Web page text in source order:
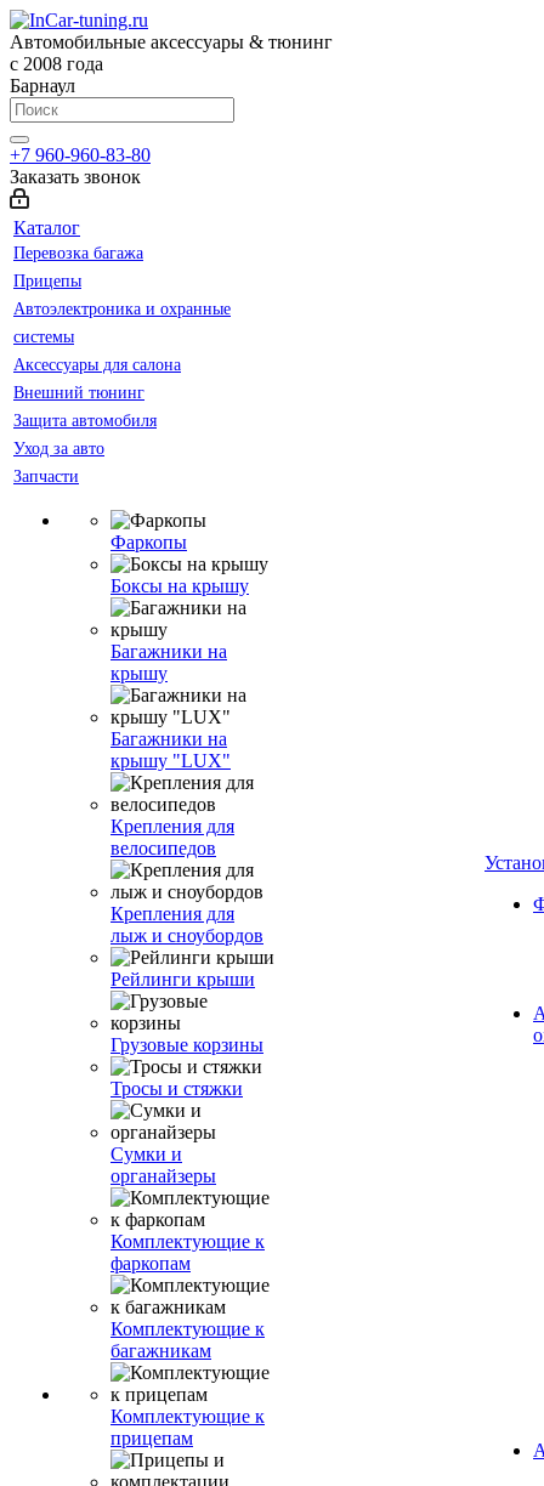
Автомобильные аксессуары & тюнинг
с 2008 года
Барнаул
+7 960-960-83-80
Заказать звонок
Каталог
Перевозка багажа
Прицепы
Автоэлектроника и охранные
системы
Аксессуары для салона
Внешний тюнинг
Защита автомобиля
Уход за авто
Запчасти
Фаркопы
Боксы на крышу
Багажники на
крышу
Багажники на
крышу "LUX"
Крепления для
велосипедов
Крепления для
лыж и сноубордов
Рейлинги крыши
Грузовые корзины
Тросы и стяжки
Сумки и
органайзеры
Комплектующие к
фаркопам
Комплектующие к
багажникам
Комплектующие к
прицепам